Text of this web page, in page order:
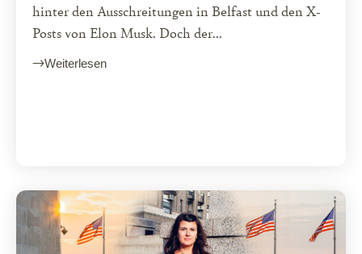
hinter den Ausschreitungen in Belfast und den X-
Posts von Elon Musk. Doch der...
Weiterlesen